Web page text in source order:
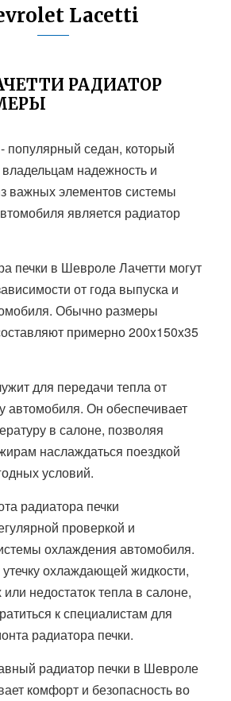
Lacetti
РАДИАТОР
популярный седан, который
надежность и
важных элементов системы
является радиатор
печки в Шевроле Лачетти могут
от года выпуска и
Обычно размеры
примерно 200x150x35
для передачи тепла от
автомобиля. Он обеспечивает
в салоне, позволяя
наслаждаться поездкой
условий.
радиатора печки
проверкой и
охлаждения автомобиля.
охлаждающей жидкости,
недостаток тепла в салоне,
к специалистам для
радиатора печки.
радиатор печки в Шевроле
комфорт и безопасность во